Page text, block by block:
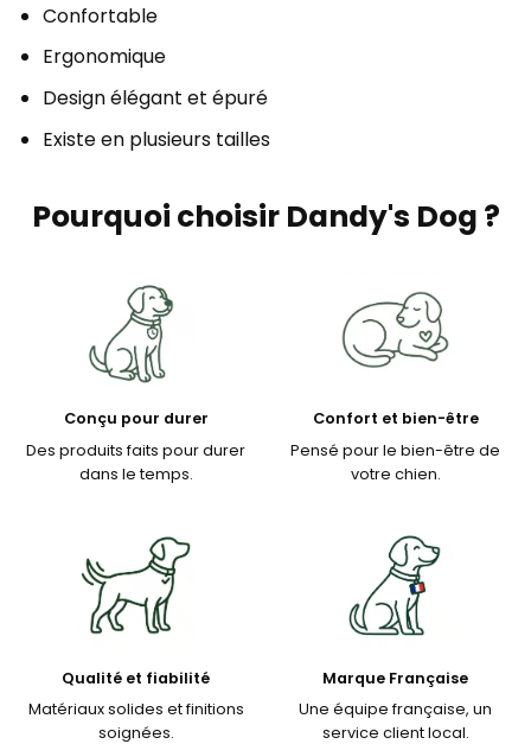
Confortable
Ergonomique
Design élégant et épuré
Existe en plusieurs tailles
Pourquoi choisir Dandy's Dog ?
Conçu pour durer
Des produits faits pour durer
dans le temps.
Confort et bien-être
Pensé pour le bien-être de
votre chien.
Qualité et fiabilité
Matériaux solides et finitions
soignées.
Marque Française
Une équipe française, un
service client local.